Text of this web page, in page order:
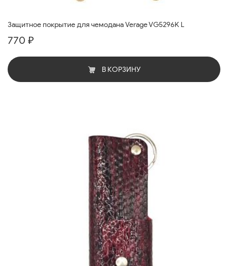
Защитное покрытие для чемодана Verage VG5296K L
770 ₽
В КОРЗИНУ